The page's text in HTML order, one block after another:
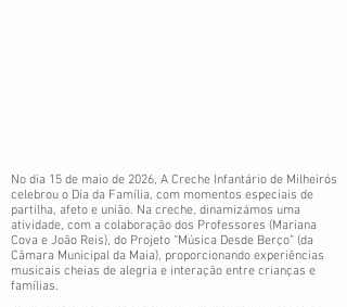
No dia 15 de maio de 2026, A Creche Infantário de Milheirós
celebrou o Dia da Família, com momentos especiais de
partilha, afeto e união. Na creche, dinamizámos uma
atividade, com a colaboração dos Professores (Mariana
Cova e João Reis), do Projeto “Música Desde Berço” (da
Câmara Municipal da Maia), proporcionando experiências
musicais cheias de alegria e interação entre crianças e
famílias.